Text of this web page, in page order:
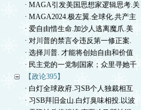
· MAGA引发美国思想家逻辑思考.关
· MAGA2024.极左翼.全球化.共产主
· 爱自由惜生命.加沙人逃离魔爪.美
· 对川普的禁言令违反第一修正案.
· 选择川普. 才能将创始自由和价值
· 民主党的一党制国家；众里寻她千
【政论395】
· 白灯全球政府.习SB个人独裁相互
· 习SB拜旧金山.白灯臭味相投.以波